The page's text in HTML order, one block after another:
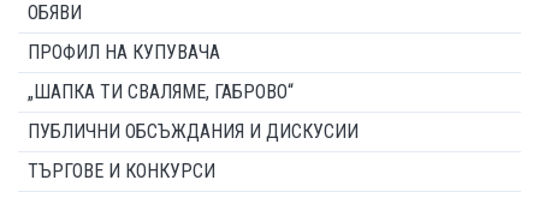
ОБЯВИ
ПРОФИЛ НА КУПУВАЧА
„ШАПКА ТИ СВАЛЯМЕ, ГАБРОВО“
ПУБЛИЧНИ ОБСЪЖДАНИЯ И ДИСКУСИИ
ТЪРГОВЕ И КОНКУРСИ